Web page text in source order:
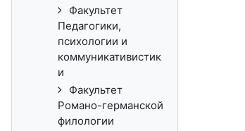
Факультет
Педагогики,
психологии и
коммуникативистик
и
Факультет
Романо-германской
филологии